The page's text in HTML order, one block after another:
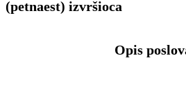
(petnaest) izvršioca
Opis